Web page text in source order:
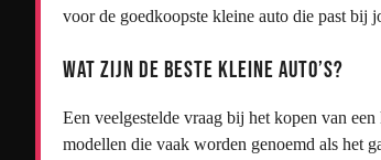
voor de goedkoopste kleine auto die past bij
Wat zijn de beste kleine auto’s?
Een veelgestelde vraag bij het kopen van
modellen die vaak worden genoemd als het